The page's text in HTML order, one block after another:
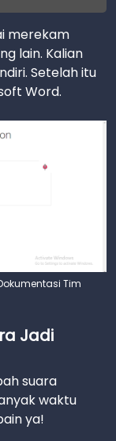
merekam
lain. Kalian
Setelah itu
Word.
Tim
Jadi
suara
waktu
ya!